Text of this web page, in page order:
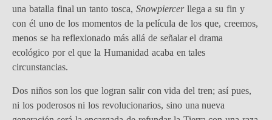
una batalla final un tanto tosca, Snowpiercerllega a su fin y
con él uno de los momentos de la película de los que, creemos,
menos se ha reflexionado más allá de señalar el drama
ecológico por el que la Humanidad acaba en tales
circunstancias.
Dos niños son los que logran salir con vida del tren; así pues,
ni los poderosos ni los revolucionarios, sino una nueva